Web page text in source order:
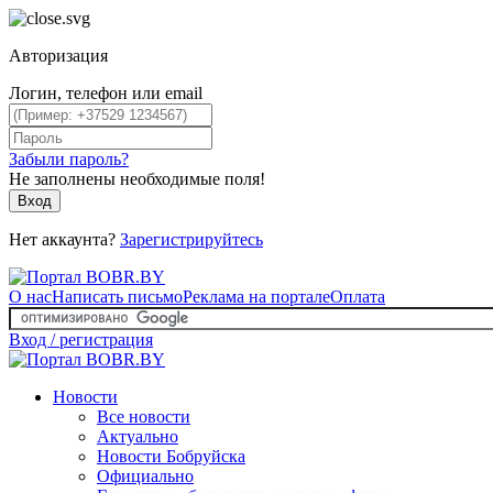
Авторизация
Логин, телефон или email
Забыли пароль?
Не заполнены необходимые поля!
Вход
Нет аккаунта? Зарегистрируйтесь
О насНаписать письмоРеклама на порталеОплата
Вход / регистрация
Новости
Все новости
Актуально
Новости Бобруйска
Официально